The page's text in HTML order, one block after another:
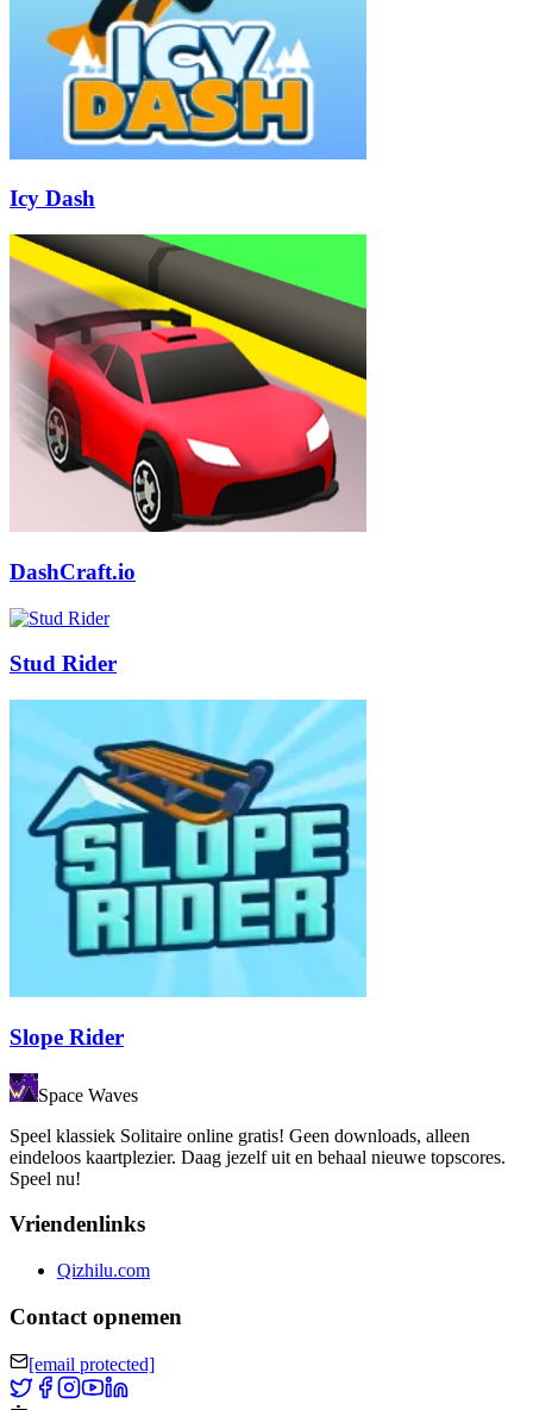
Icy Dash
DashCraft.io
Stud Rider
Slope Rider
Space Waves
Speel klassiek Solitaire online gratis! Geen downloads, alleen
eindeloos kaartplezier. Daag jezelf uit en behaal nieuwe topscores.
Speel nu!
Vriendenlinks
Qizhilu.com
Contact opnemen
[email protected]